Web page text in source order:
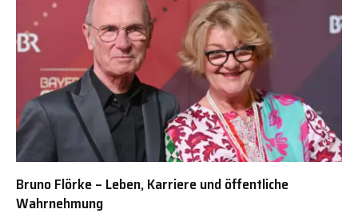
Bruno Flörke – Leben, Karriere und öffentliche
Wahrnehmung